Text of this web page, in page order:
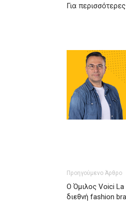
Για
Προηγούμενο Άρθρο
Ο Όμιλος Voici La
διεθνή fashion